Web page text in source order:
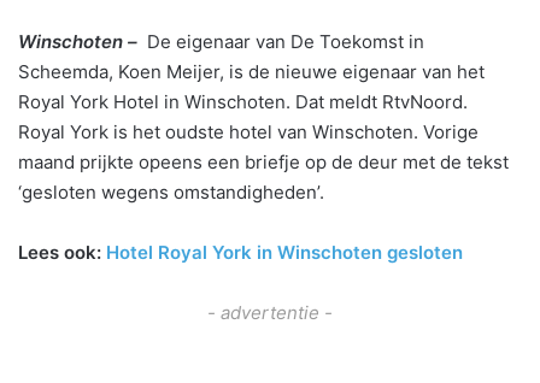
Winschoten – De eigenaar van De Toekomst in
Scheemda, Koen Meijer, is de nieuwe eigenaar van het
Royal York Hotel in Winschoten. Dat meldt RtvNoord.
Royal York is het oudste hotel van Winschoten. Vorige
maand prijkte opeens een briefje op de deur met de tekst
‘gesloten wegens omstandigheden’.
Lees ook: Hotel Royal York in Winschoten gesloten
- advertentie -